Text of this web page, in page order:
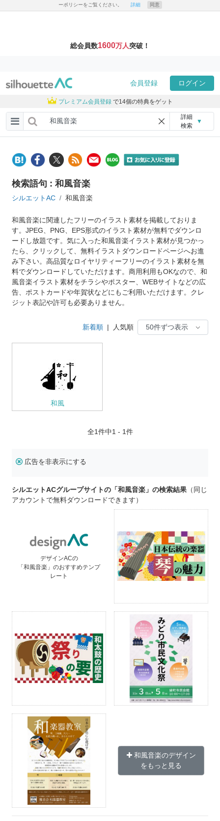
ーポリシーをご覧ください。 詳細 同意
総会員数1600万人突破！
会員登録 ログイン
プレミアム会員登録 で14個の特典をゲット
詳細
検索
▼
検索語句 : 和風音楽
シルエットAC 和風音楽
和風音楽に関連したフリーのイラスト素材を掲載しておりま
す。JPEG、PNG、EPS形式のイラスト素材が無料でダウンロ
ードし放題です。気に入った和風音楽イラスト素材が見つかっ
たら、クリックして、無料イラストダウンロードページへお進
み下さい。高品質なロイヤリティーフリーのイラスト素材を無
料でダウンロードしていただけます。商用利用もOKなので、和
風音楽イラスト素材をチラシやポスター、WEBサイトなどの広
告、ポストカードや年賀状などにもご利用いただけます。クレ
ジット表記や許可も必要ありません。
新着順 | 人気順
和風
全1件中1 - 1件
広告を非表示にする
シルエットACグループサイトの「和風音楽」の検索結果 （同じ
アカウントで無料ダウンロードできます）
デザインACの
「和風音楽」のおすすめテンプ
レート
和風音楽のデザイン
をもっと見る